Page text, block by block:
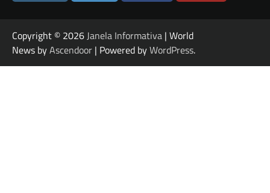
Copyright © 2026Janela Informativa | World
News byAscendoor | Powered byWordPress.